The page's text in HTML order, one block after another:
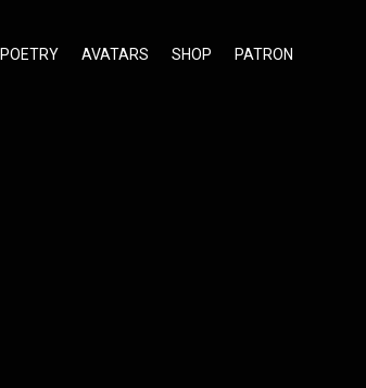
POETRY AVATARS SHOP PATRON